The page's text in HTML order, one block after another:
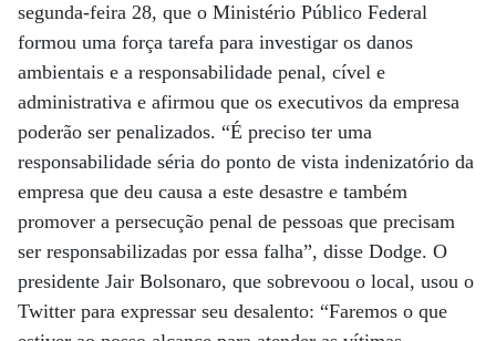
segunda-feira 28, que o Ministério Público Federal
formou uma força tarefa para investigar os danos
ambientais e a responsabilidade penal, cível e
administrativa e afirmou que os executivos da empresa
poderão ser penalizados. “É preciso ter uma
responsabilidade séria do ponto de vista indenizatório da
empresa que deu causa a este desastre e também
promover a persecução penal de pessoas que precisam
ser responsabilizadas por essa falha”, disse Dodge. O
presidente Jair Bolsonaro, que sobrevoou o local, usou o
Twitter para expressar seu desalento: “Faremos o que